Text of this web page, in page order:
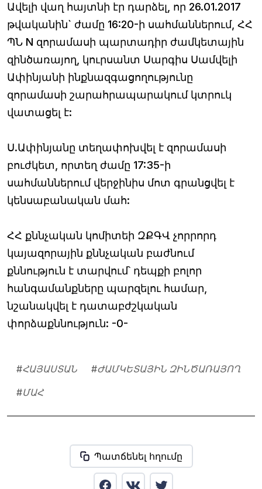
Ավելի վաղ հայտնի էր դարձել, որ 26.01.2017
թվականին` ժամը 16:20-ի սահմաններում, ՀՀ
ՊՆ N զորամասի պարտադիր ժամկետային
զինծառայող, կուրսանտ Սարգիս Սամվելի
Ափինյանի ինքնազգացողությունը
զորամասի շարահրապարակում կտրուկ
վատացել է:
Ս.Ափինյանը տեղափոխվել է զորամասի
բուժկետ, որտեղ ժամը 17:35-ի
սահմաններում վերջինիս մոտ գրանցվել է
կենսաբանական մահ:
ՀՀ քննչական կոմիտեի ԶՔԳՎ չորրորդ
կայազորային քննչական բաժնում
քննություն է տարվում՝ դեպքի բոլոր
հանգամանքները պարզելու համար,
նշանակվել է դատաբժշկական
փորձաքննություն: -0-
#ՀԱՅԱՍՏԱՆ #ԺԱՄԿԵՏԱՅԻՆ ԶԻՆԾԱՌԱՅՈՂ
#ՄԱՀ
Պատճենել հղումը